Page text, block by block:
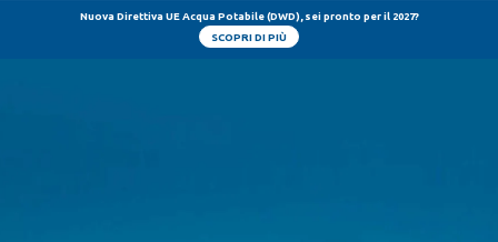
Nuova Direttiva UE Acqua Potabile (DWD), sei pronto per il 2027?
SCOPRI DI PIÙ